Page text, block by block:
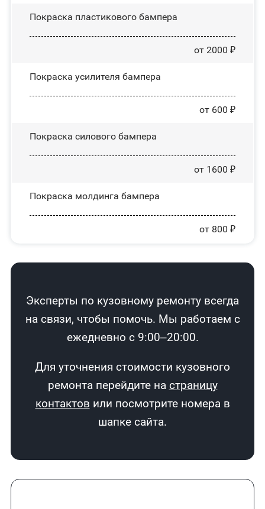
Покраска пластикового бампера
от 2000 ₽
Покраска усилителя бампера
от 600 ₽
Покраска силового бампера
от 1600 ₽
Покраска молдинга бампера
от 800 ₽
Эксперты по кузовному ремонту всегда
на связи, чтобы помочь. Мы работаем с
ежедневно с 9:00–20:00.
Для уточнения стоимости кузовного
ремонта перейдите на страницу
контактов или посмотрите номера в
шапке сайта.